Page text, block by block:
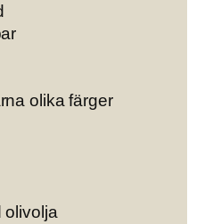
olika färger
olivolja